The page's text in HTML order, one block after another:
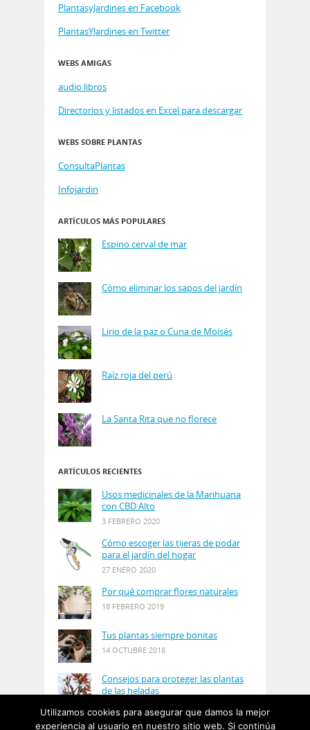
PlantasyJardines en Facebook
PlantasYJardines en Twitter
WEBS AMIGAS
audio libros
Directorios y listados en Excel para descargar
WEBS SOBRE PLANTAS
ConsultaPlantas
Infojardin
ARTÍCULOS MÁS POPULARES
Espino cerval de mar
Cómo eliminar los sapos del jardín
Lirio de la paz o Cuna de Moisés
Raíz roja del perú
La Santa Rita que no florece
ARTÍCULOS RECIENTES
Usos medicinales de la Marihuana
con CBD Alto
3 FEBRERO 2020
Cómo escoger las tijeras de podar
para el jardín del hogar
27 ENERO 2020
Por qué comprar flores naturales
18 FEBRERO 2019
Tus plantas siempre bonitas
14 OCTUBRE 2018
Consejos para proteger las plantas
de las heladas
Utilizamos cookies para asegurar que damos la mejor
experiencia al usuario en nuestro sitio web. Si continúa